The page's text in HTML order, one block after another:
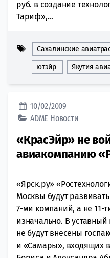
руб. в создание
Тариф»,...
Сахалинские
ютэйр Якутия
10/02/2009
ADME Новости
«КрасЭйр» не
авиакомпанию
«Ярск.ру»
Москвы будут
7-ми компаний, а не 11-
изначально. В
не будут внесены
и «Самары», входящих